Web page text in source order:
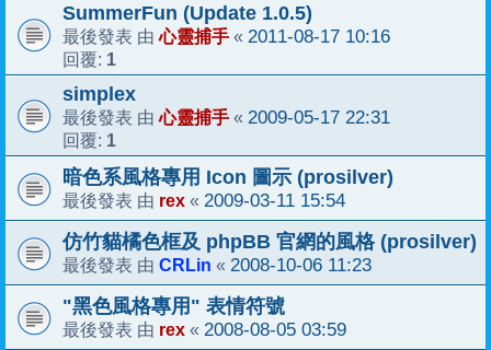
SummerFun (Update 1.0.5)
最後發表 由心靈捕手 « 2011-08-17 10:16
回覆: 1
simplex
最後發表 由心靈捕手 « 2009-05-17 22:31
回覆: 1
暗色系風格專用 Icon 圖示 (prosilver)
最後發表 由 rex « 2009-03-11 15:54
仿竹貓橘色框及 phpBB 官網的風格 (prosilver)
最後發表 由 CRLin « 2008-10-06 11:23
"黑色風格專用" 表情符號
最後發表 由 rex « 2008-08-05 03:59